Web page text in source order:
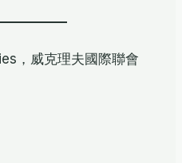
，威克理夫國際聯會